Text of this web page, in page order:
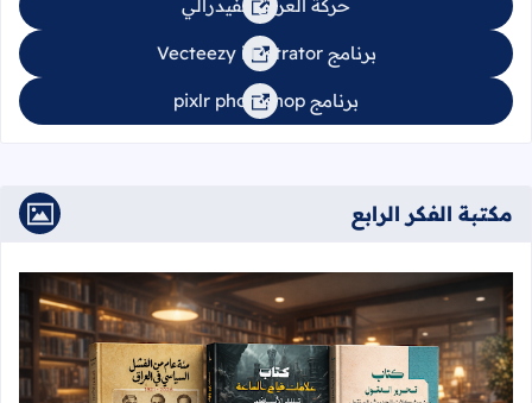
حركة العراق الفيدرالي
برنامج Vecteezy illustrator
برنامج pixlr photoshop
مكتبة الفكر الرابع